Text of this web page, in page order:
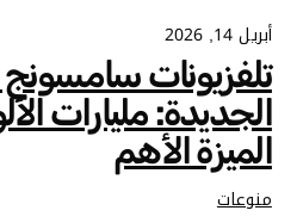
أبريل 14, 2026
الجديدة: مليارات
الميزة الأهم
منوعات